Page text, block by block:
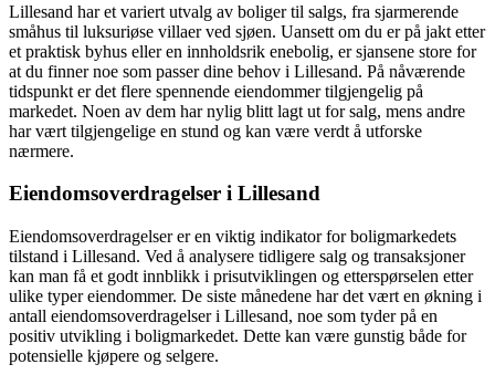
Lillesand har et variert utvalg av boliger til salgs, fra sjarmerende
småhus til luksuriøse villaer ved sjøen. Uansett om du er på jakt etter
et praktisk byhus eller en innholdsrik enebolig, er sjansene store for
at du finner noe som passer dine behov i Lillesand. På nåværende
tidspunkt er det flere spennende eiendommer tilgjengelig på
markedet. Noen av dem har nylig blitt lagt ut for salg, mens andre
har vært tilgjengelige en stund og kan være verdt å utforske
nærmere.
Eiendomsoverdragelser i Lillesand
Eiendomsoverdragelser er en viktig indikator for boligmarkedets
tilstand i Lillesand. Ved å analysere tidligere salg og transaksjoner
kan man få et godt innblikk i prisutviklingen og etterspørselen etter
ulike typer eiendommer. De siste månedene har det vært en økning i
antall eiendomsoverdragelser i Lillesand, noe som tyder på en
positiv utvikling i boligmarkedet. Dette kan være gunstig både for
potensielle kjøpere og selgere.